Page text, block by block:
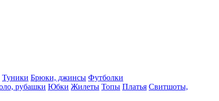
Туники Брюки, джинсы Футболки
рубашки Юбки Жилеты Топы Платья Свитшоты,